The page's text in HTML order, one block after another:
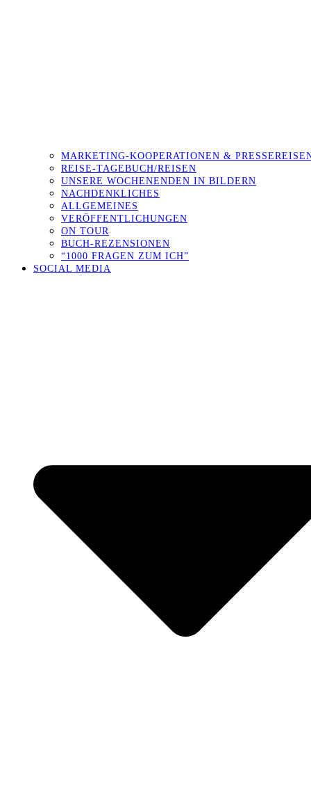
MARKETING-KOOPERATIONEN &
REISE-TAGEBUCH/REISEN
UNSERE WOCHENENDEN IN BILDERN
NACHDENKLICHES
ALLGEMEINES
VERÖFFENTLICHUNGEN
ON TOUR
BUCH-REZENSIONEN
“1000 FRAGEN ZUM ICH”
SOCIAL MEDIA